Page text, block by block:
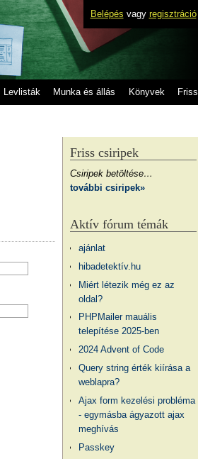
Belépés vagy regisztráció
Levlisták Munka és állás Könyvek Friss
Friss csiripek
Csiripek betöltése…
további csiripek»
Aktív fórum témák
ajánlat
hibadetektív.hu
Miért létezik még ez az
oldal?
PHPMailer mauális
telepítése 2025-ben
2024 Advent of Code
Query string érték kiírása a
weblapra?
Ajax form kezelési probléma
- egymásba ágyazott ajax
meghívás
Passkey